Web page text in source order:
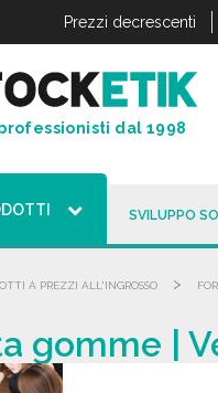
Prezzi decrescenti
dal 1998
SVILUPPO
A PREZZI ALL'INGROSSO >
gomme |